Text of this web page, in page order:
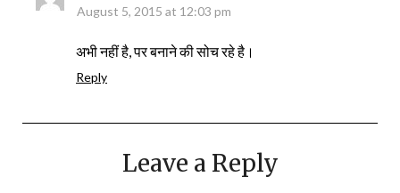
August 5, 2015 at 12:03 pm
अभी नहीं है, पर बनाने की सोच रहे है।
Reply
Leave a Reply